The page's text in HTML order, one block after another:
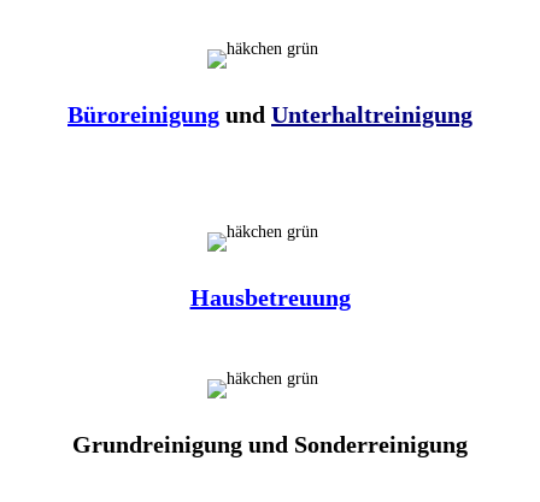
Büroreinigung und Unterhaltreinigung
Hausbetreuung
Grundreinigung und Sonderreinigung